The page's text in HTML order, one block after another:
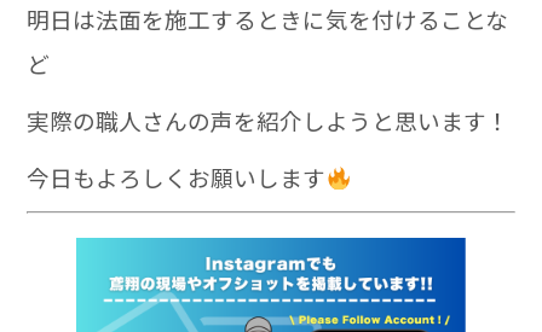
明日は法面を施工するときに気を付けることな
ど
実際の職人さんの声を紹介しようと思います！
今日もよろしくお願いします